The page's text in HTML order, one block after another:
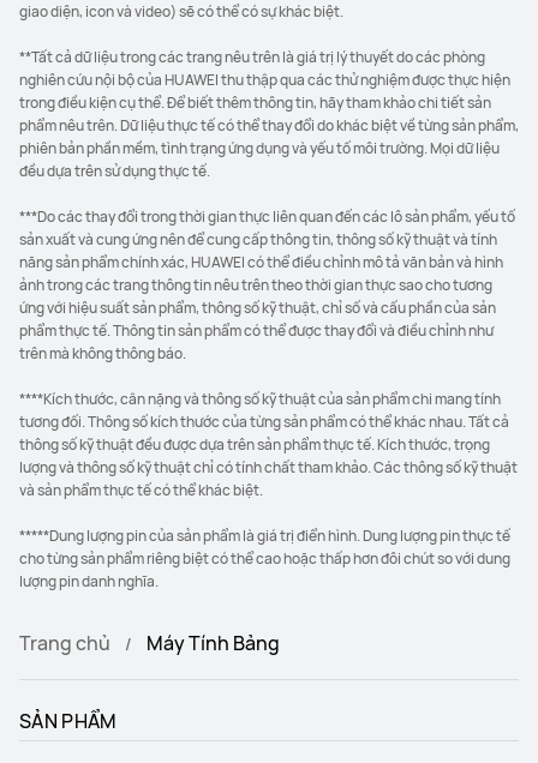
giao diện, icon và video) sẽ có thể có sự khác biệt.
**Tất cả dữ liệu trong các trang nêu trên là giá trị lý thuyết do các phòng
nghiên cứu nội bộ của HUAWEI thu thập qua các thử nghiệm được thực hiện
trong điều kiện cụ thể. Để biết thêm thông tin, hãy tham khảo chi tiết sản
phẩm nêu trên. Dữ liệu thực tế có thể thay đổi do khác biệt về từng sản phẩm,
phiên bản phần mềm, tình trạng ứng dụng và yếu tố môi trường. Mọi dữ liệu
đều dựa trên sử dụng thực tế.
***Do các thay đổi trong thời gian thực liên quan đến các lô sản phẩm, yếu tố
sản xuất và cung ứng nên để cung cấp thông tin, thông số kỹ thuật và tính
năng sản phẩm chính xác, HUAWEI có thể điều chỉnh mô tả văn bản và hình
ảnh trong các trang thông tin nêu trên theo thời gian thực sao cho tương
ứng với hiệu suất sản phẩm, thông số kỹ thuật, chỉ số và cấu phần của sản
phẩm thực tế. Thông tin sản phẩm có thể được thay đổi và điều chỉnh như
trên mà không thông báo.
****Kích thước, cân nặng và thông số kỹ thuật của sản phẩm chi mang tính
tương đối. Thông số kích thước của từng sản phẩm có thể khác nhau. Tất cả
thông số kỹ thuật đều được dựa trên sản phẩm thực tế. Kích thước, trọng
lượng và thông số kỹ thuật chỉ có tính chất tham khảo. Các thông số kỹ thuật
và sản phẩm thực tế có thể khác biệt.
*****Dung lượng pin của sản phẩm là giá trị điển hình. Dung lượng pin thực tế
cho từng sản phẩm riêng biệt có thể cao hoặc thấp hơn đôi chút so với dung
lượng pin danh nghĩa.
Trang chủ Máy Tính Bảng
SẢN PHẨM